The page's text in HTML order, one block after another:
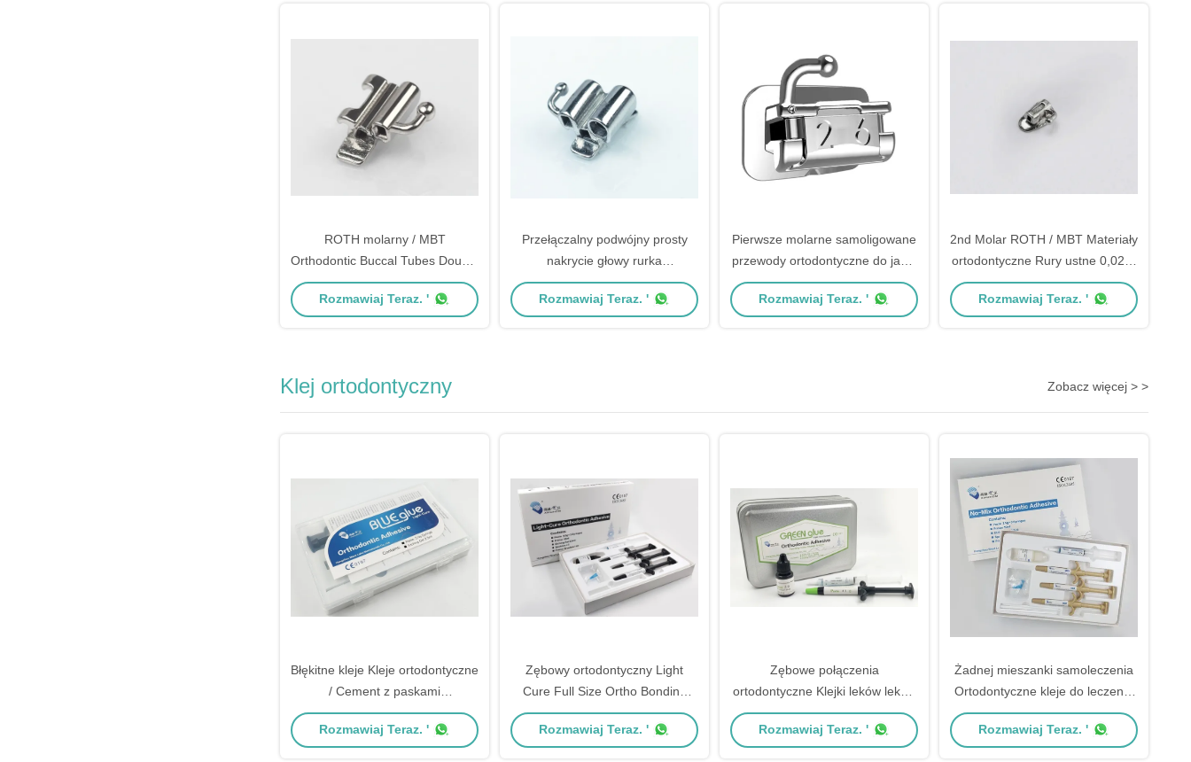
ROTH molarny / MBT
Orthodontic Buccal Tubes Double
Rect 0.022" Convertible Buccal
Tube
Rozmawiaj Teraz. '
Przełączalny podwójny prosty
nakrycie głowy rurka
ortodontyczna 0,018 " 1st Molar
ROTH / MBT
Rozmawiaj Teraz. '
Pierwsze molarne samoligowane
przewody ortodontyczne do jamy
ustnej MBT 0,022"
Rozmawiaj Teraz. '
2nd Molar ROTH / MBT Materiały
ortodontyczne Rury ustne 0,022"
/ 0,018"
Rozmawiaj Teraz. '
Klej ortodontyczny Zobacz więcej > >
Błękitne kleje Kleje ortodontyczne
/ Cement z paskami
lekkozdrowotnymi z certyfikatem
CE
Rozmawiaj Teraz. '
Zębowy ortodontyczny Light
Cure Full Size Ortho Bonding
Adhesive Grade A
Rozmawiaj Teraz. '
Zębowe połączenia
ortodontyczne Klejki leków leków
leków leków leków leków leków
leków leków leków leków leków
Rozmawiaj Teraz. '
Żadnej mieszanki samoleczenia
Ortodontyczne kleje do leczenia
zębów w standardowym
opakowaniu
Rozmawiaj Teraz. '